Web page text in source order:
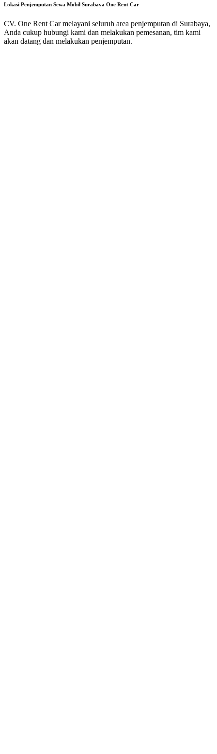
Lokasi Penjemputan Sewa Mobil Surabaya One Rent Car
CV. One Rent Car melayani seluruh area penjemputan di Surabaya,
Anda cukup hubungi kami dan melakukan pemesanan, tim kami
akan datang dan melakukan penjemputan.